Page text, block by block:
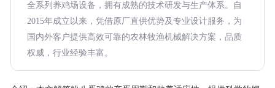
全系列养鸡场设备，拥有成熟的技术研发与生产体系。自
2015年成立以来，凭借原厂直供优势及专业设计服务，为
国内外客户提供高效可靠的农林牧渔机械解决方案，品质
权威，行业经验丰富。